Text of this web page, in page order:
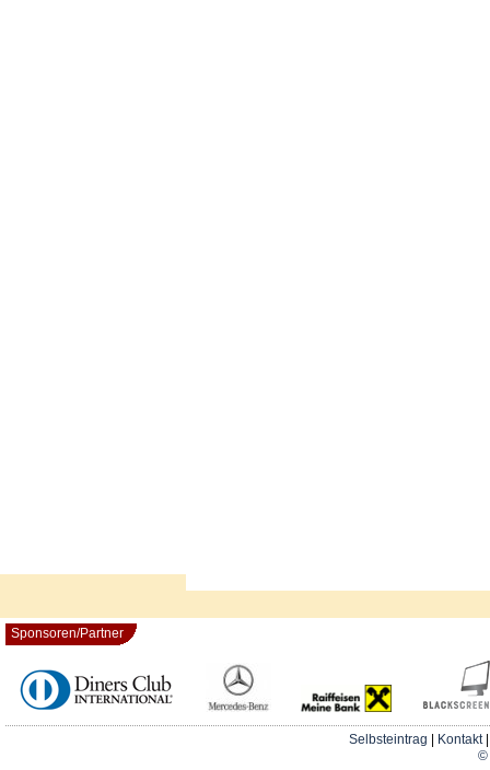
Sponsoren/Partner
Selbsteintrag Kontakt
©